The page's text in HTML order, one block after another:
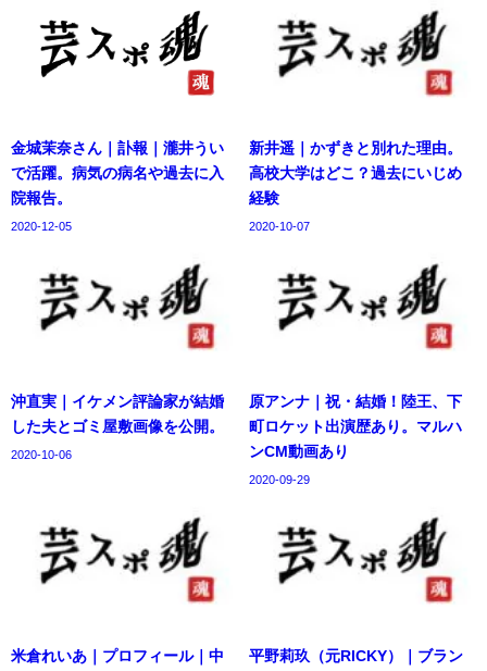
金城茉奈さん｜訃報｜瀧井うい
で活躍。病気の病名や過去に入
院報告。
2020-12-05
新井遥｜かずきと別れた理由。
高校大学はどこ？過去にいじめ
経験
2020-10-07
沖直実｜イケメン評論家が結婚
した夫とゴミ屋敷画像を公開。
2020-10-06
原アンナ｜祝・結婚！陸王、下
町ロケット出演歴あり。マルハ
ンCM動画あり
2020-09-29
米倉れいあ｜プロフィール｜中
平野莉玖（元RICKY）｜ブラン